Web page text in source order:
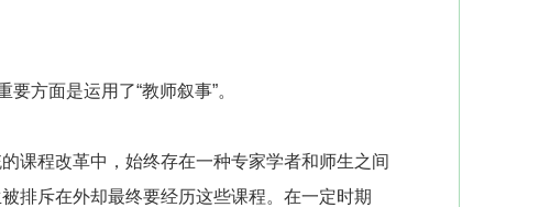
方面是运用了“教师叙事”。
程改革中，始终存在一种专家学者和师生之间
排斥在外却最终要经历这些课程。在一定时期